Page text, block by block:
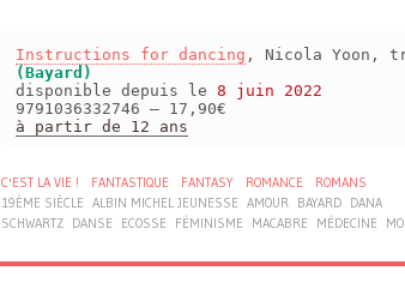
Instructions for dancing , Nicola Yoon,
(Bayard)
disponible depuis le 8 juin 2022
9791036332746 – 17,90€
à partir de 12 ans
C'EST LA VIE ! FANTASTIQUE FANTASY ROMANCE
ROMANS
19ÈME SIÈCLE ALBIN MICHEL JEUNESSE AMOUR BAYARD DANA
SCHWARTZ DANSE ECOSSE FÉMINISME MACABRE MÉDECINE